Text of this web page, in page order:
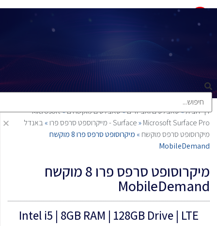
דף הבית»טאבלטים ואביזרים»טאבלטים מוקשחים»
Microsoft
Surface»Microsoft Surface Pro - מייקרוספט סרפס פרו » באנדל
מיקרוסופט סרפס מוקשח »
מיקרוסופט סרפס פרו 8 מוקשח
MobileDemand
מיקרוסופט סרפס פרו 8 מוקשח
MobileDemand
Intel i5 | 8GB RAM | 128GB Drive | LTE